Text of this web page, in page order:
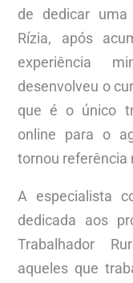
de dedicar
Rízia, após
experiência
desenvolveu o
que é o único
online para o
tornou referência
A especialista
dedicada aos
Trabalhador
aqueles que